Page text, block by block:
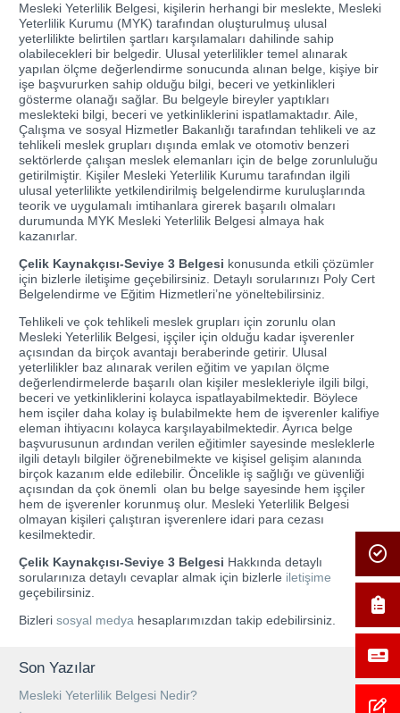
Mesleki Yeterlilik Belgesi, kişilerin herhangi bir meslekte, Mesleki
Yeterlilik Kurumu (MYK) tarafından oluşturulmuş ulusal
yeterlilikte belirtilen şartları karşılamaları dahilinde sahip
olabilecekleri bir belgedir. Ulusal yeterlilikler temel alınarak
yapılan ölçme değerlendirme sonucunda alınan belge, kişiye bir
işe başvururken sahip olduğu bilgi, beceri ve yetkinlikleri
gösterme olanağı sağlar. Bu belgeyle bireyler yaptıkları
meslekteki bilgi, beceri ve yetkinliklerini ispatlamaktadır. Aile,
Çalışma ve sosyal Hizmetler Bakanlığı tarafından tehlikeli ve az
tehlikeli meslek grupları dışında emlak ve otomotiv benzeri
sektörlerde çalışan meslek elemanları için de belge zorunluluğu
getirilmiştir. Kişiler Mesleki Yeterlilik Kurumu tarafından ilgili
ulusal yeterlilikte yetkilendirilmiş belgelendirme kuruluşlarında
teorik ve uygulamalı imtihanlara girerek başarılı olmaları
durumunda MYK Mesleki Yeterlilik Belgesi almaya hak
kazanırlar.
Çelik Kaynakçısı-Seviye 3 Belgesi konusunda etkili çözümler
için bizlerle iletişime geçebilirsiniz. Detaylı sorularınızı Poly Cert
Belgelendirme ve Eğitim Hizmetleri’ne yöneltebilirsiniz.
Tehlikeli ve çok tehlikeli meslek grupları için zorunlu olan
Mesleki Yeterlilik Belgesi, işçiler için olduğu kadar işverenler
açısından da birçok avantajı beraberinde getirir. Ulusal
yeterlilikler baz alınarak verilen eğitim ve yapılan ölçme
değerlendirmelerde başarılı olan kişiler meslekleriyle ilgili bilgi,
beceri ve yetkinliklerini kolayca ispatlayabilmektedir. Böylece
hem isçiler daha kolay iş bulabilmekte hem de işverenler kalifiye
eleman ihtiyacını kolayca karşılayabilmektedir. Ayrıca belge
başvurusunun ardından verilen eğitimler sayesinde mesleklerle
ilgili detaylı bilgiler öğrenebilmekte ve kişisel gelişim alanında
birçok kazanım elde edilebilir. Öncelikle iş sağlığı ve güvenliği
açısından da çok önemli olan bu belge sayesinde hem işçiler
hem de işverenler korunmuş olur. Mesleki Yeterlilik Belgesi
olmayan kişileri çalıştıran işverenlere idari para cezası
kesilmektedir.
Çelik Kaynakçısı-Seviye 3 Belgesi Hakkında detaylı
sorularınıza detaylı cevaplar almak için bizlerle iletişime
geçebilirsiniz.
Bizleri sosyal medya hesaplarımızdan takip edebilirsiniz.
Son Yazılar
Mesleki Yeterlilik Belgesi Nedir?